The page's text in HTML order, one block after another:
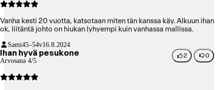
Vanha kesti 20 vuotta, katsotaan miten tän kanssa käy. Alkuun ihan
ok, liitäntä johto on hiukan lyhyempi kuin vanhassa mallissa.
Sami45–54v16.8.2024
Ihan hyvä pesukone
Arvosana 4/5
2 0